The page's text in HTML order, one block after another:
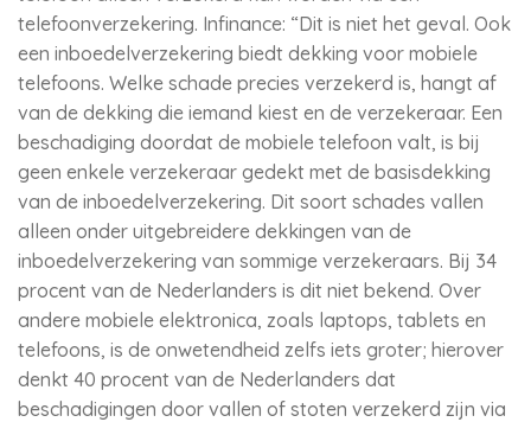
telefoonverzekering. Infinance: “Dit is niet het geval. Ook
een inboedelverzekering biedt dekking voor mobiele
telefoons. Welke schade precies verzekerd is, hangt af
van de dekking die iemand kiest en de verzekeraar. Een
beschadiging doordat de mobiele telefoon valt, is bij
geen enkele verzekeraar gedekt met de basisdekking
van de inboedelverzekering. Dit soort schades vallen
alleen onder uitgebreidere dekkingen van de
inboedelverzekering van sommige verzekeraars. Bij 34
procent van de Nederlanders is dit niet bekend. Over
andere mobiele elektronica, zoals laptops, tablets en
telefoons, is de onwetendheid zelfs iets groter; hierover
denkt 40 procent van de Nederlanders dat
beschadigingen door vallen of stoten verzekerd zijn via